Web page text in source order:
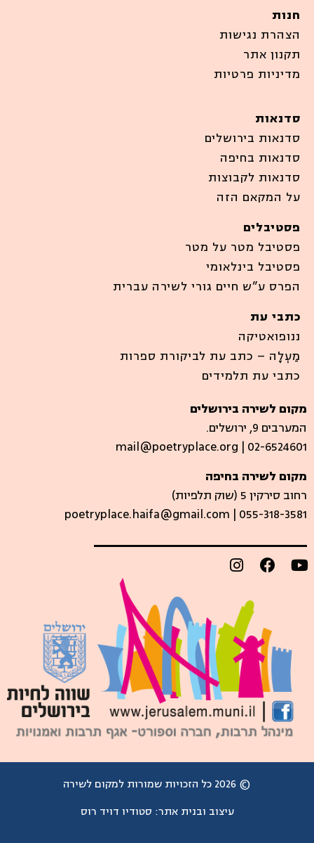
חנות
הצהרת נגישות
תקנון אתר
מדיניות פרטיות
סדנאות
סדנאות בירושלים
סדנאות בחיפה
סדנאות לקבוצות
על המקאם הזה
פסטיבלים
פסטיבל מטר על מטר
פסטיבל בינלאומי
הפרס ע”ש חיים גורי לשירה עברית
כתבי עת
ננופואטיקה
מַעְלָה – כתב עת לביקורת ספרות
כתבי עת תלמידים
מקום לשירה בירושלים
המערבים 9, ירושלים.
mail@poetryplace.org | 02-6524601
מקום לשירה בחיפה
רחוב סירקין 5 (שוק תלפיות)​
poetryplace.haifa@gmail.com | ​055-318-3581
© 2026 כל הזכויות שמורות למקום לשירה
עיצוב ובנית אתר: סטודיו דויד רוס